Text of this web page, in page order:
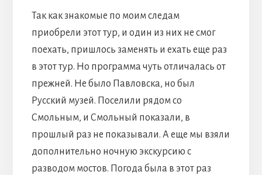
Так как знакомые по моим следам
приобрели этот тур, и один из них не смог
поехать, пришлось заменять и ехать еще раз
в этот тур. Но программа чуть отличалась от
прежней. Не было Павловска, но был
Русский музей. Поселили рядом со
Смольным, и Смольный показали, в
прошлый раз не показывали. А еще мы взяли
дополнительно ночную экскурсию с
разводом мостов. Погода была в этот раз